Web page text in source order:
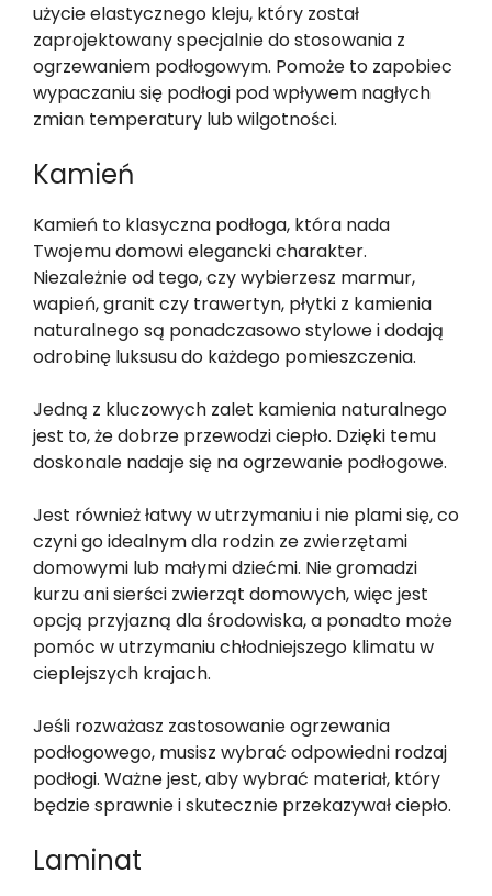
użycie elastycznego kleju, który został
zaprojektowany specjalnie do stosowania z
ogrzewaniem podłogowym. Pomoże to zapobiec
wypaczaniu się podłogi pod wpływem nagłych
zmian temperatury lub wilgotności.
Kamień
Kamień to klasyczna podłoga, która nada
Twojemu domowi elegancki charakter.
Niezależnie od tego, czy wybierzesz marmur,
wapień, granit czy trawertyn, płytki z kamienia
naturalnego są ponadczasowo stylowe i dodają
odrobinę luksusu do każdego pomieszczenia.
Jedną z kluczowych zalet kamienia naturalnego
jest to, że dobrze przewodzi ciepło. Dzięki temu
doskonale nadaje się na ogrzewanie podłogowe.
Jest również łatwy w utrzymaniu i nie plami się, co
czyni go idealnym dla rodzin ze zwierzętami
domowymi lub małymi dziećmi. Nie gromadzi
kurzu ani sierści zwierząt domowych, więc jest
opcją przyjazną dla środowiska, a ponadto może
pomóc w utrzymaniu chłodniejszego klimatu w
cieplejszych krajach.
Jeśli rozważasz zastosowanie ogrzewania
podłogowego, musisz wybrać odpowiedni rodzaj
podłogi. Ważne jest, aby wybrać materiał, który
będzie sprawnie i skutecznie przekazywał ciepło.
Laminat